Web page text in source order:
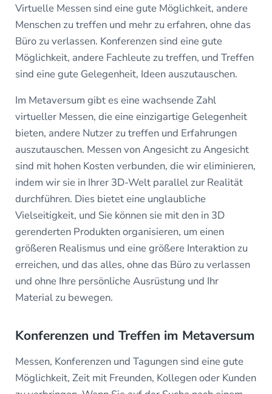
Virtuelle Messen sind eine gute Möglichkeit, andere
Menschen zu treffen und mehr zu erfahren, ohne das
Büro zu verlassen. Konferenzen sind eine gute
Möglichkeit, andere Fachleute zu treffen, und Treffen
sind eine gute Gelegenheit, Ideen auszutauschen.
Im Metaversum gibt es eine wachsende Zahl
virtueller Messen, die eine einzigartige Gelegenheit
bieten, andere Nutzer zu treffen und Erfahrungen
auszutauschen. Messen von Angesicht zu Angesicht
sind mit hohen Kosten verbunden, die wir eliminieren,
indem wir sie in Ihrer 3D-Welt parallel zur Realität
durchführen. Dies bietet eine unglaubliche
Vielseitigkeit, und Sie können sie mit den in 3D
gerenderten Produkten organisieren, um einen
größeren Realismus und eine größere Interaktion zu
erreichen, und das alles, ohne das Büro zu verlassen
und ohne Ihre persönliche Ausrüstung und Ihr
Material zu bewegen.
Konferenzen und Treffen im Metaversum
Messen, Konferenzen und Tagungen sind eine gute
Möglichkeit, Zeit mit Freunden, Kollegen oder Kunden